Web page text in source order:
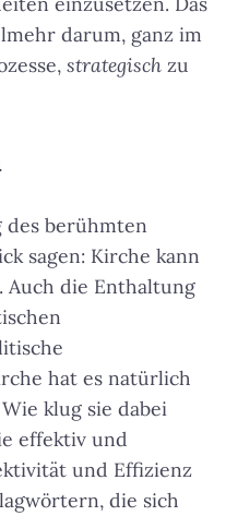
darum, ganz im
strategisch zu
des berühmten
sagen: Kirche kann
die Enthaltung
hat es natürlich
klug sie dabei
effektiv und
und Effizienz
die sich